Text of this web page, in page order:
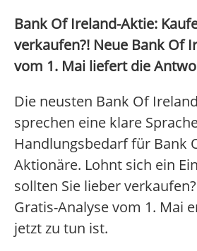
Bank Of Ireland-Aktie:
verkaufen?! Neue Bank Of
vom 1. Mai liefert die
Die neusten Bank Of
sprechen eine klare
Handlungsbedarf für Bank
Aktionäre. Lohnt sich ein
sollten Sie lieber
Gratis-Analyse vom 1. Mai
jetzt zu tun ist.